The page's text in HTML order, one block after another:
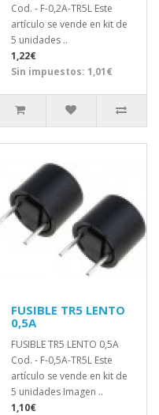
Cod. - F-0,2A-TR5L Este
artículo se vende en kit de
5 unidades ..
1,22€
Sin impuestos: 1,01€
FUSIBLE TR5 LENTO
0,5A
FUSIBLE TR5 LENTO 0,5A
Cod. - F-0,5A-TR5L Este
artículo se vende en kit de
5 unidades Imagen ..
1,10€